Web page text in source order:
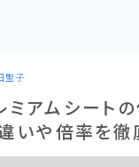
聖子
ミアムシート
いや倍率を